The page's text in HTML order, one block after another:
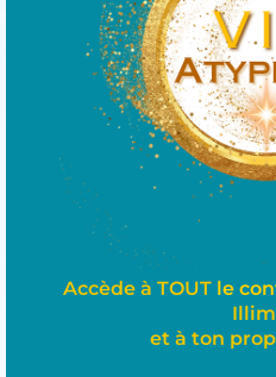
Accède à TOUTle
et à ton